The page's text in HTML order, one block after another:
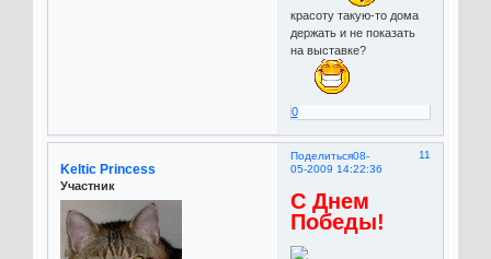
красоту такую-то дома
держать и не показать
на выставке?
0
Поделиться 11
08-
05-2009 14:22:36
Keltic Princess
Участник
С Днем
Победы!